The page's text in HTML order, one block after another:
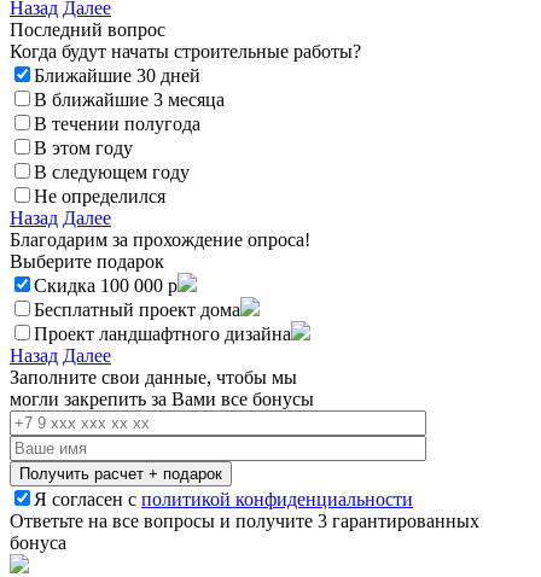
Назад Далее
Последний вопрос
Когда будут начаты строительные работы?
Ближайшие 30 дней
В ближайшие 3 месяца
В течении полугода
В этом году
В следующем году
Не определился
Назад Далее
Благодарим за прохождение опроса!
Выберите подарок
Скидка 100 000 р
Бесплатный проект дома
Проект ландшафтного дизайна
Назад Далее
Заполните свои данные, чтобы мы
могли закрепить за Вами все бонусы
Я согласен с политикой конфиденциальности
Ответьте на все вопросы и получите 3 гарантированных
бонуса